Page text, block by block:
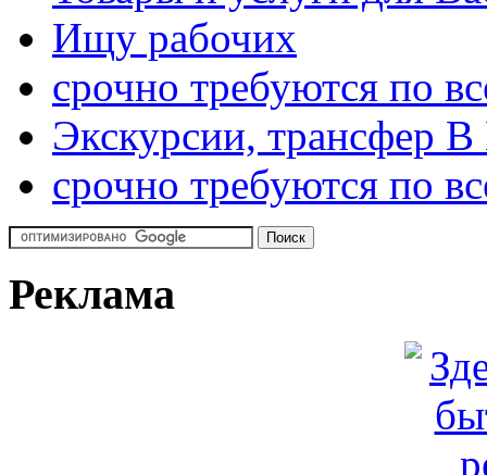
Ищу рабочих
срочно требуются по
Экскурсии, трансфер В
срочно требуются по
Реклама